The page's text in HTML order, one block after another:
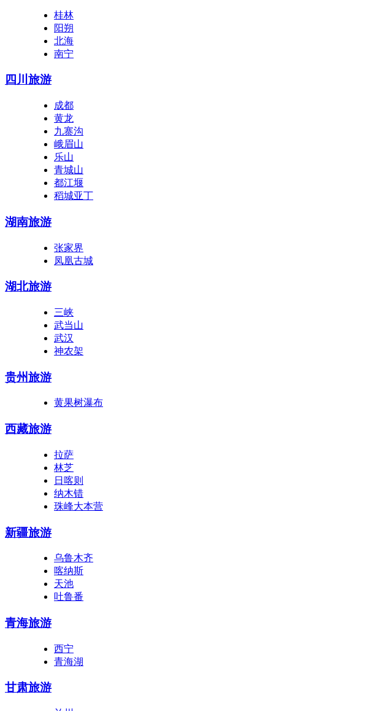
桂林
阳朔
北海
南宁
四川旅游
成都
黄龙
九寨沟
峨眉山
乐山
青城山
都江堰
稻城亚丁
湖南旅游
张家界
凤凰古城
湖北旅游
三峡
武当山
武汉
神农架
贵州旅游
黄果树瀑布
西藏旅游
拉萨
林芝
日喀则
纳木错
珠峰大本营
新疆旅游
乌鲁木齐
喀纳斯
天池
吐鲁番
青海旅游
西宁
青海湖
甘肃旅游